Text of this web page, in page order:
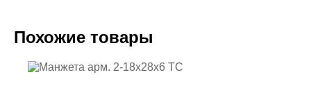
Похожие товары